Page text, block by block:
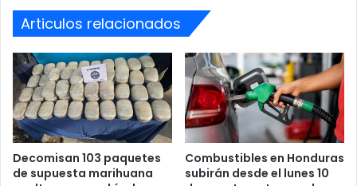
Tasa de Seguridad.
Socia Tasa de seguridad
de
Maduro
Articulos relacionados
Decomisan 103 paquetes
de supuesta marihuana
Combustibles en Honduras
subirán desde el lunes 10